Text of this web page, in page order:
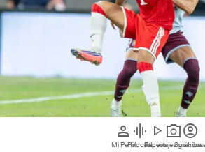
person
Mi Perfil
graphic_eq
Pódcast
play_arrow
Videos
photo_camera
Reportajes gráficos
account_circle